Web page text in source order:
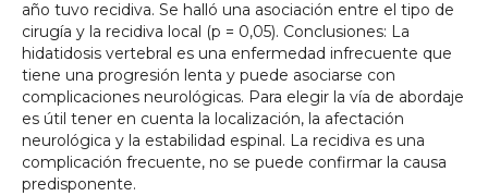
año tuvo recidiva. Se halló una asociación entre el tipo de
cirugía y la recidiva local (p = 0,05). Conclusiones: La
hidatidosis vertebral es una enfermedad infrecuente que
tiene una progresión lenta y puede asociarse con
complicaciones neurológicas. Para elegir la vía de abordaje
es útil tener en cuenta la localización, la afectación
neurológica y la estabilidad espinal. La recidiva es una
complicación frecuente, no se puede confirmar la causa
predisponente.